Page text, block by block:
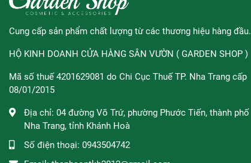
Cung cấp sản phẩm chất lượng từ các thương hiệu hàng đầu.
HỘ KINH DOANH CỬA HÀNG SÂN VƯỜN ( GARDEN SHOP )
Mã số thuế 4201629081 do Chi Cục Thuế TP. Nha Trang cấp
08/01/2015
Địa chỉ: 04 đường Võ Trứ, phường Phước Tiến, thành phố
Nha Trang, tỉnh Khánh Hoà
Số điện thoại: 0943504742